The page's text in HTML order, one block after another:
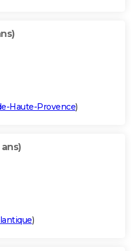
Haute-Provence)
)